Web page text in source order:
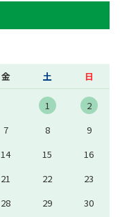
金 土 日
1
2
7 8
9
14 15
16
21 22
23
28 29
30